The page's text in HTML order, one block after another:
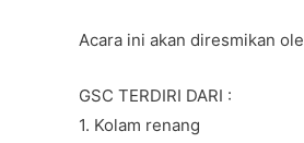
o
o
k
p
p
m
Acara ini akan diresmikan
GSC TERDIRI DARI :
1. Kolam renang